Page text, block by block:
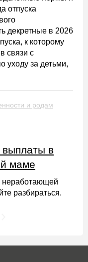
отпуска
декретные в 2026
к которому
связи с
уходу за детьми,
и родам
выплаты в
маме
неработающей
разбираться.